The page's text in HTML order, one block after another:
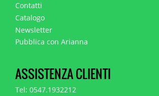
Contatti
Catalogo
Newsletter
Pubblica con Arianna
ASSISTENZA CLIENTI
Tel: 0547.1932212